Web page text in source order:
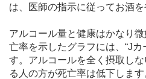
は、医師の指示に従ってお酒を
アルコール量と健康はかなり
亡率を示したグラフには、“Jカ
す。アルコールを全く摂取し
る人の方が死亡率は低下しま